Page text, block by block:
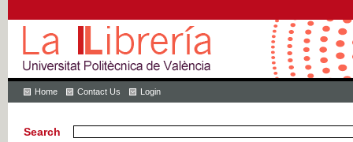
Home Contact Us Login
Search